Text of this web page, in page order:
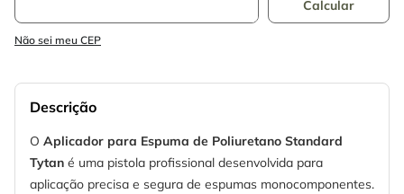
Não sei meu CEP
Descrição
O Aplicador para Espuma de Poliuretano Standard
Tytan é uma pistola profissional desenvolvida para
aplicação precisa e segura de espumas monocomponentes.